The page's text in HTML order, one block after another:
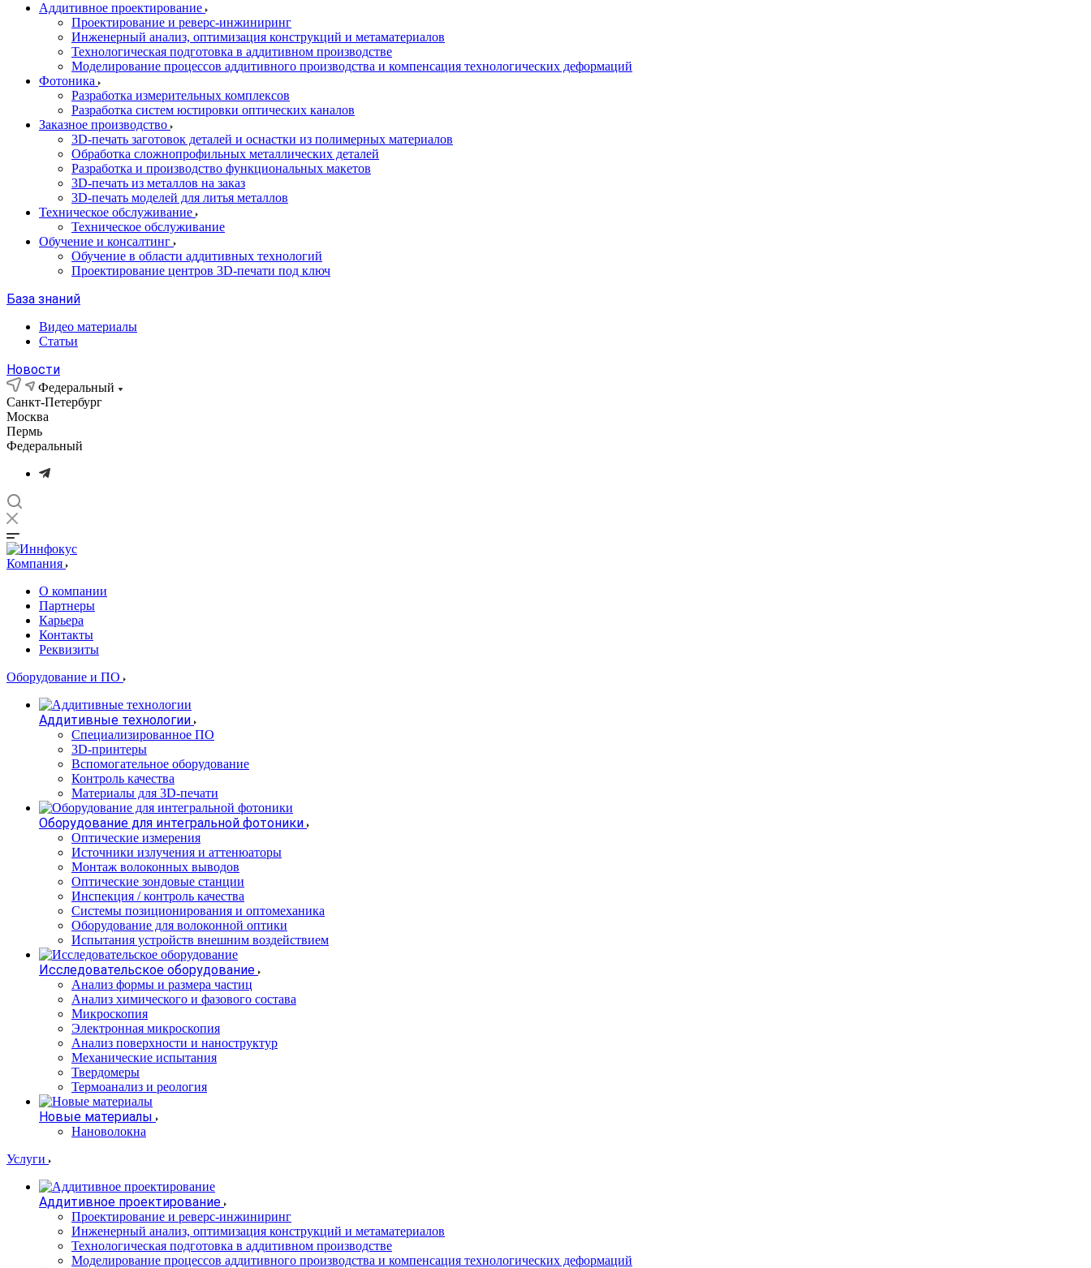
Аддитивное проектирование
Проектирование и реверс-инжиниринг
Инженерный анализ, оптимизация конструкций и метаматериалов
Технологическая подготовка в аддитивном производстве
Моделирование процессов аддитивного производства и компенсация технологических деформаций
Фотоника
Разработка измерительных комплексов
Разработка систем юстировки оптических каналов
Заказное производство
3D-печать заготовок деталей и оснастки из полимерных материалов
Обработка сложнопрофильных металлических деталей
Разработка и производство функциональных макетов
3D-печать из металлов на заказ
3D-печать моделей для литья металлов
Техническое обслуживание
Техническое обслуживание
Обучение и консалтинг
Обучение в области аддитивных технологий
Проектирование центров 3D-печати под ключ
База знаний
Видео материалы
Статьи
Новости
Федеральный
Санкт-Петербург
Москва
Пермь
Федеральный
Компания
О компании
Партнеры
Карьера
Контакты
Реквизиты
Оборудование и ПО
Аддитивные технологии
Специализированное ПО
3D-принтеры
Вспомогательное оборудование
Контроль качества
Материалы для 3D-печати
Оборудование для интегральной фотоники
Оптические измерения
Источники излучения и аттенюаторы
Монтаж волоконных выводов
Оптические зондовые станции
Инспекция / контроль качества
Системы позиционирования и оптомеханика
Оборудование для волоконной оптики
Испытания устройств внешним воздействием
Исследовательское оборудование
Анализ формы и размера частиц
Анализ химического и фазового состава
Микроскопия
Электронная микроскопия
Анализ поверхности и наноструктур
Механические испытания
Твердомеры
Термоанализ и реология
Новые материалы
Нановолокна
Услуги
Аддитивное проектирование
Проектирование и реверс-инжиниринг
Инженерный анализ, оптимизация конструкций и метаматериалов
Технологическая подготовка в аддитивном производстве
Моделирование процессов аддитивного производства и компенсация технологических деформаций